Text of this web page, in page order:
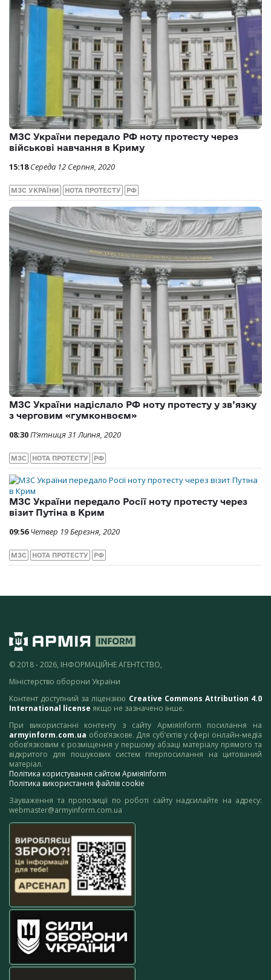
МЗС України передало РФ ноту протесту через
військові навчання в Криму
15:18 Середа 12 Серпня, 2020
МЗС УКРАЇНИ НОТА ПРОТЕСТУ РФ
МЗС України надіслало РФ ноту протесту у зв’язку
з черговим «гумконвоєм»
08:30П’ятниця 31 Липня, 2020
МЗС НОТА ПРОТЕСТУ РФ
МЗС України передало Росії ноту протесту через
візит Путіна в Крим
09:56 Четвер 19 Березня, 2020
МЗС НОТА ПРОТЕСТУ РФ
© 2018 - 2026, ІНФОРМАЦІЙНЕ АГЕНТСТВО,
Міністерство оборони України
Контент доступний за ліцензією Creative Commons Attribution 4.0
International license якщо не зазначено інше.
При використанні контенту з сайту АрміяInform посилання на
armyinform.com.ua обов’язкове. Для суб’єктів у сфері онлайн-медіа
обов’язковим є розміщення у першому абзаці матеріалу прямого та
відкритого для пошукових систем гіперпосилання на цитований
матеріал.
Політика користування сайтом АрміяInform
Політика використання файлів cookie
Зауваження та пропозиції по роботі сайту надсилайте на адресу:
webmaster@armyinform.com.ua